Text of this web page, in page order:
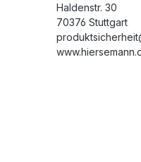
Haldenstr. 30
70376 Stuttgart